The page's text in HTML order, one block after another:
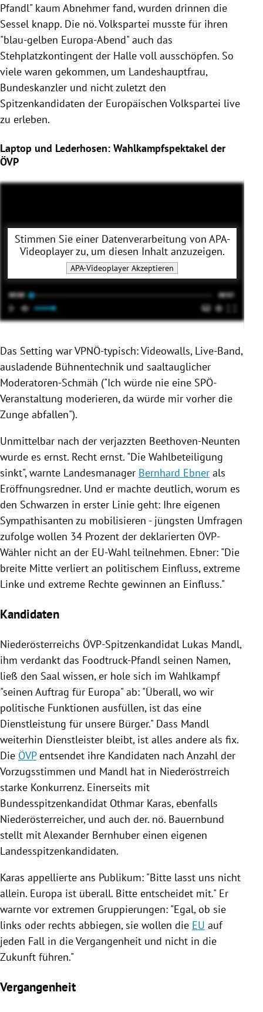
Pfandl" kaum Abnehmer fand, wurden drinnen die
Sessel knapp. Die nö. Volkspartei musste für ihren
"blau-gelben Europa-Abend" auch das
Stehplatzkontingent der Halle voll ausschöpfen. So
viele waren gekommen, um Landeshauptfrau,
Bundeskanzler und nicht zuletzt den
Spitzenkandidaten der Europäischen Volkspartei live
zu erleben.
Laptop und Lederhosen: Wahlkampfspektakel der
ÖVP
Stimmen Sie einer Datenverarbeitung von APA-
Videoplayerzu, um diesen Inhalt anzuzeigen.
APA-Videoplayer Akzeptieren
Das Setting war VPNÖ-typisch: Videowalls, Live-Band,
ausladende Bühnentechnik und saaltauglicher
Moderatoren-Schmäh ("Ich würde nie eine SPÖ-
Veranstaltung moderieren, da würde mir vorher die
Zunge abfallen").
Unmittelbar nach der verjazzten Beethoven-Neunten
wurde es ernst. Recht ernst. "Die Wahlbeteiligung
sinkt", warnte Landesmanager Bernhard Ebner als
Eröffnungsredner. Und er machte deutlich, worum es
den Schwarzen in erster Linie geht: Ihre eigenen
Sympathisanten zu mobilisieren - jüngsten Umfragen
zufolge wollen 34 Prozent der deklarierten ÖVP-
Wähler nicht an der EU-Wahl teilnehmen. Ebner: "Die
breite Mitte verliert an politischem Einfluss, extreme
Linke und extreme Rechte gewinnen an Einfluss."
Kandidaten
Niederösterreichs ÖVP-Spitzenkandidat Lukas Mandl,
ihm verdankt das Foodtruck-Pfandl seinen Namen,
ließ den Saal wissen, er hole sich im Wahlkampf
"seinen Auftrag für Europa" ab: "Überall, wo wir
politische Funktionen ausfüllen, ist das eine
Dienstleistung für unsere Bürger." Dass Mandl
weiterhin Dienstleister bleibt, ist alles andere als fix.
Die ÖVPentsendet ihre Kandidaten nach Anzahl der
Vorzugsstimmen und Mandl hat in Niederöstrreich
starke Konkurrenz. Einerseits mit
Bundesspitzenkandidat Othmar Karas, ebenfalls
Niederösterreicher, und auch der. nö. Bauernbund
stellt mit Alexander Bernhuber einen eigenen
Landesspitzenkandidaten.
Karas appellierte ans Publikum: "Bitte lasst uns nicht
allein. Europa ist überall. Bitte entscheidet mit." Er
warnte vor extremen Gruppierungen: "Egal, ob sie
links oder rechts abbiegen, sie wollen die EU auf
jeden Fall in die Vergangenheit und nicht in die
Zukunft führen."
Vergangenheit